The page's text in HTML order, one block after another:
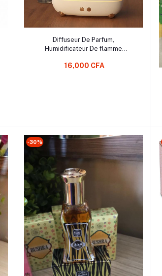
Ajouter au Panier
Diffuseur De Parfum,
Humidificateur De flamme
D'air Brumisateur Froid Maison
16,000 CFA
-30%